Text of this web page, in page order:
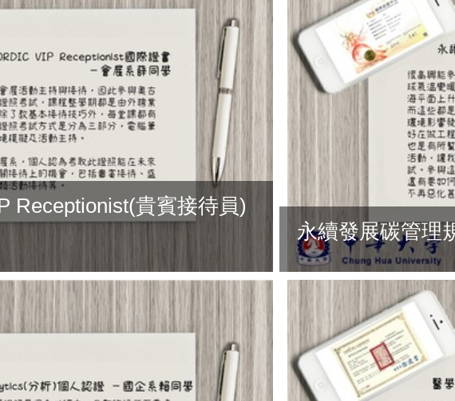
Receptionist(貴賓接待員)
永續發展碳管理